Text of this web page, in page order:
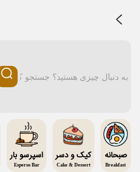
صبحانه
Breakfast
کیک و دسر
Cake & Dessert
اسپرسو بار
Esperso Bar